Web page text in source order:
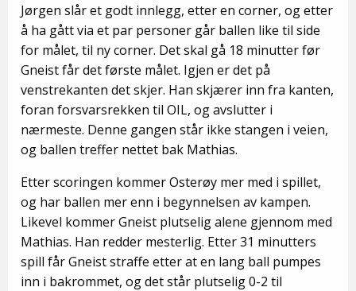
Jørgen slår et godt innlegg, etter en corner, og etter
å ha gått via et par personer går ballen like til side
for målet, til ny corner. Det skal gå 18 minutter før
Gneist får det første målet. Igjen er det på
venstrekanten det skjer. Han skjærer inn fra kanten,
foran forsvarsrekken til OIL, og avslutter i
nærmeste. Denne gangen står ikke stangen i veien,
og ballen treffer nettet bak Mathias.
Etter scoringen kommer Osterøy mer med i spillet,
og har ballen mer enn i begynnelsen av kampen.
Likevel kommer Gneist plutselig alene gjennom med
Mathias. Han redder mesterlig. Etter 31 minutters
spill får Gneist straffe etter at en lang ball pumpes
inn i bakrommet, og det står plutselig 0-2 til